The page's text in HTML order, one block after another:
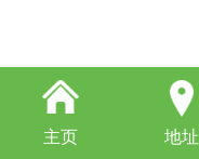
主页 地址